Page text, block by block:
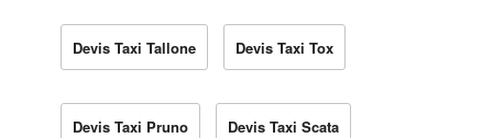
Devis Taxi Tallone Devis Taxi Tox
Devis Taxi Pruno Devis Taxi Scata